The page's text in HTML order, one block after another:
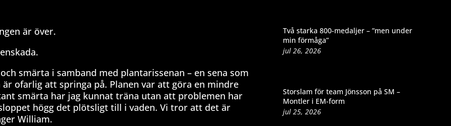
är över.
smärta i samband med plantarissenan – en sena som
ofarlig att springa på. Planen var att göra en mindre
smärta har jag kunnat träna utan att problemen har
högg det plötsligt till i vaden. Vi tror att det är
William.
Två starka 800-medaljer – ”men under
min förmåga”
jul 26, 2026
Storslam för team Jönsson på SM –
Montler i EM-form
jul 25, 2026